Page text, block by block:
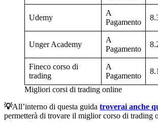
Udemy
A
Pagamento
Unger Academy
A
Pagamento
Fineco corso di
trading
A
Pagamento
8.1
Migliori corsi di trading online
💡All’interno di questa guida troverai anche
permetterà di trovare il miglior corso di trading